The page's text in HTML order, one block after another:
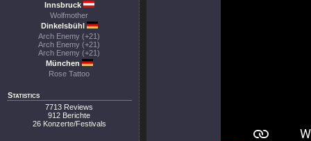
Innsbruck
Wolfmother
Dinkelsbühl
Arch Enemy (+21)
Arch Enemy (+21)
Arch Enemy (+21)
München
Rose Tattoo
Statistics
7713 Reviews
912 Berichte
26 Konzerte/Festivals